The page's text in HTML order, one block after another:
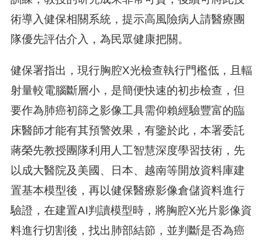
術導入健保相關系統，提示高風險病人請醫療團
隊優先評估介入，為民眾健康把關。
健保署指出，現行胸腔X光檢查執行門檻低，且輻
射量較電腦斷層小，是簡便快速的初步檢查，但
要作為肺癌初篩之影像工具需仰賴經驗豐富的臨
床醫師才能有其預警效果，有鑒於此，本署委託
蔣榮先教授團隊利用人工智慧深度學習技術，先
以成大醫院及美國、日本、越南等開放資料庫建
置基本模型後，再以健保醫療影像倉儲資料進行
驗證，在建置AI判讀模型時，將胸腔X光片影像資
料進行切割後，找出肺部結節，並判斷是否為癌